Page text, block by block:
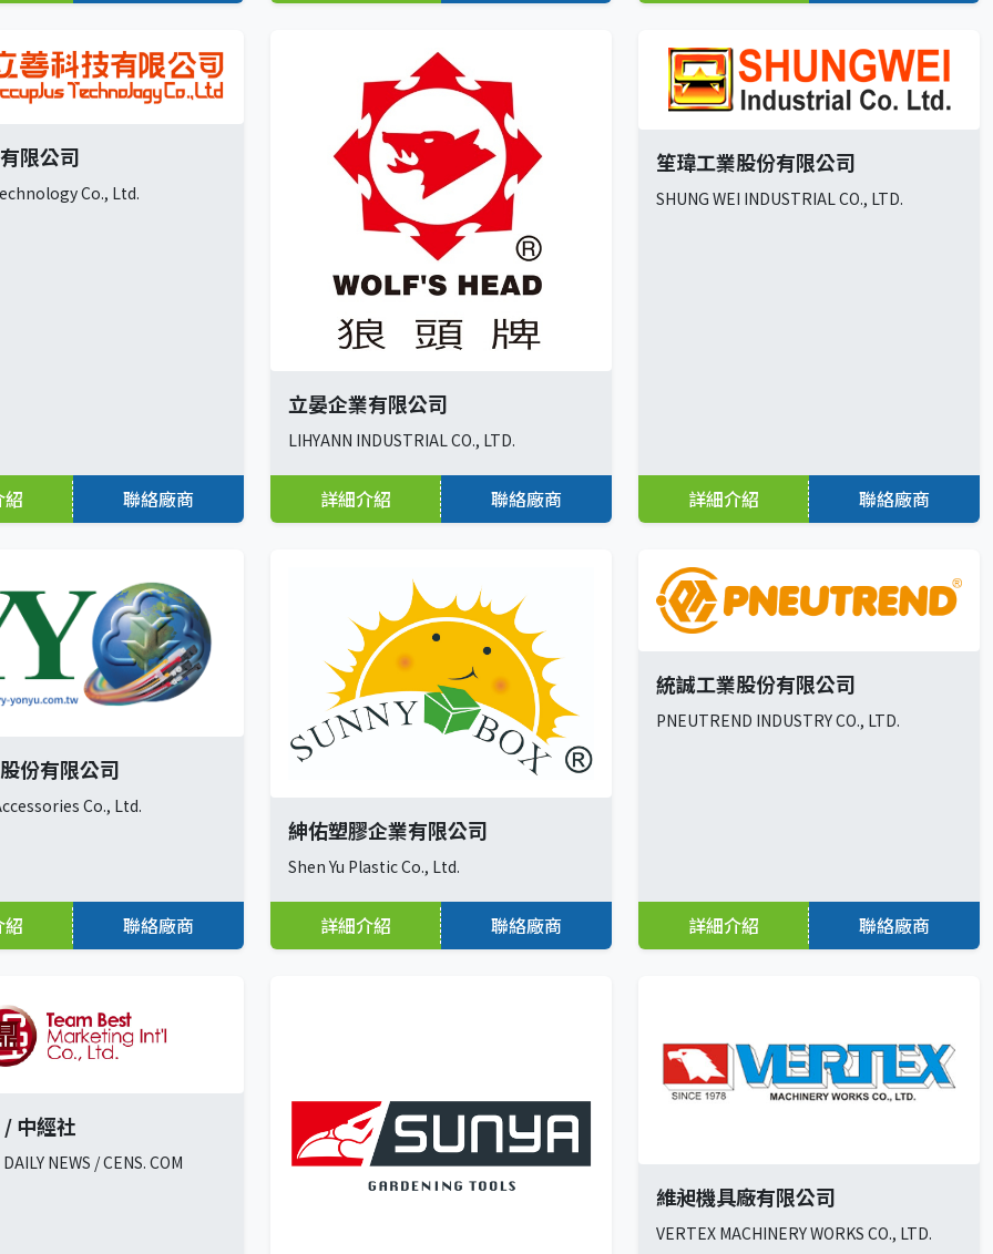
限公司
Co., Ltd.
紹 聯絡廠商
立晏企業有限公司
LIHYANN INDUSTRIAL CO., LTD.
詳細介紹 聯絡廠商
笙瑋工業股份有限公司
SHUNG WEI INDUSTRIAL CO., LTD.
詳細介紹 聯絡廠商
份有限公司
Co., Ltd.
紹 聯絡廠商
紳佑塑膠企業有限公司
Shen Yu Plastic Co., Ltd.
詳細介紹 聯絡廠商
統誠工業股份有限公司
PNEUTREND INDUSTRY CO., LTD.
詳細介紹 聯絡廠商
中經社
NEWS / CENS. COM
維昶機具廠有限公司
VERTEX MACHINERY WORKS CO., LTD.